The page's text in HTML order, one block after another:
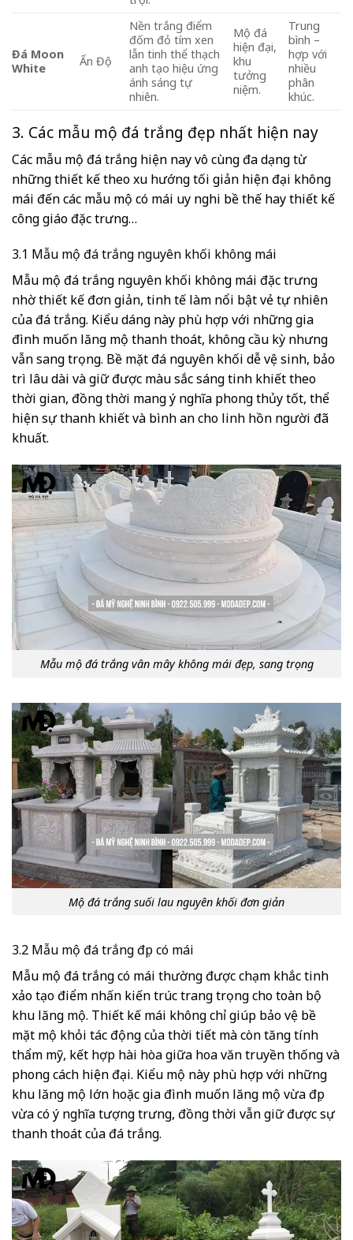
Đá Moon
White
Ấn Độ
Nền trắng điểm
đốm đỏ tím xen
lẫn tinh thể thạch
anh tạo hiệu ứng
ánh sáng tự
nhiên.
Mộ đá
hiện đại,
khu
tưởng
niệm.
Trung
bình –
hợp với
nhiều
phân
khúc.
3. Các mẫu mộ đá trắng đẹp nhất hiện nay
Các mẫu mộ đá trắng hiện nay vô cùng đa dạng từ
những thiết kế theo xu hướng tối giản hiện đại không
mái đến các mẫu mộ có mái uy nghi bề thế hay thiết kế
công giáo đặc trưng…
3.1 Mẫu mộ đá trắng nguyên khối không mái
Mẫu mộ đá trắng nguyên khối không mái đặc trưng
nhờ thiết kế đơn giản, tinh tế làm nổi bật vẻ tự nhiên
của đá trắng. Kiểu dáng này phù hợp với những gia
đình muốn lăng mộ thanh thoát, không cầu kỳ nhưng
vẫn sang trọng. Bề mặt đá nguyên khối dễ vệ sinh, bảo
trì lâu dài và giữ được màu sắc sáng tinh khiết theo
thời gian, đồng thời mang ý nghĩa phong thủy tốt, thể
hiện sự thanh khiết và bình an cho linh hồn người đã
khuất.
Mẫu mộ đá trắng vân mây không mái đẹp, sang trọng
Mộ đá trắng suối lau nguyên khối đơn giản
3.2 Mẫu mộ đá trắng đẹp có mái
Mẫu mộ đá trắng có mái thường được chạm khắc tinh
xảo tạo điểm nhấn kiến trúc trang trọng cho toàn bộ
khu lăng mộ. Thiết kế mái không chỉ giúp bảo vệ bề
mặt mộ khỏi tác động của thời tiết mà còn tăng tính
thẩm mỹ, kết hợp hài hòa giữa hoa văn truyền thống và
phong cách hiện đại. Kiểu mộ này phù hợp với những
khu lăng mộ lớn hoặc gia đình muốn lăng mộ vừa đẹp
vừa có ý nghĩa tượng trưng, đồng thời vẫn giữ được sự
thanh thoát của đá trắng.